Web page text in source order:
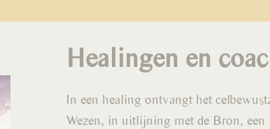
Healingen en
In een healing ontvangt het
Wezen, in uitlijning met de Bron,